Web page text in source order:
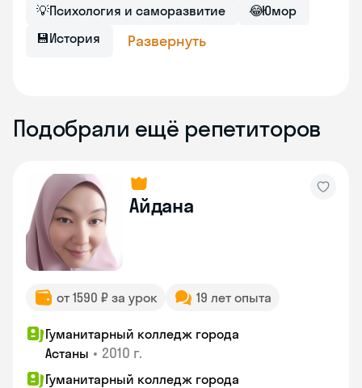
💡Психология и саморазвитие 😂Юмор
💾История Развернуть
Подобрали ещё репетиторов
Айдана
от 1590 ₽ за урок 19 лет опыта
Гуманитарный колледж города
Астаны • 2010 г.
Гуманитарный колледж города